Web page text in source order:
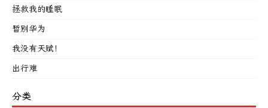
拯救我的睡眠
暂别华为
我没有天赋！
出行难
分类